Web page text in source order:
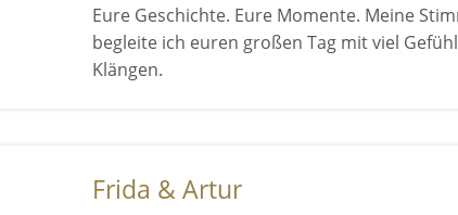
Eure Geschichte. Eure Momente. Meine
begleite ich euren großen Tag mit viel
Klängen.
Frida & Artur